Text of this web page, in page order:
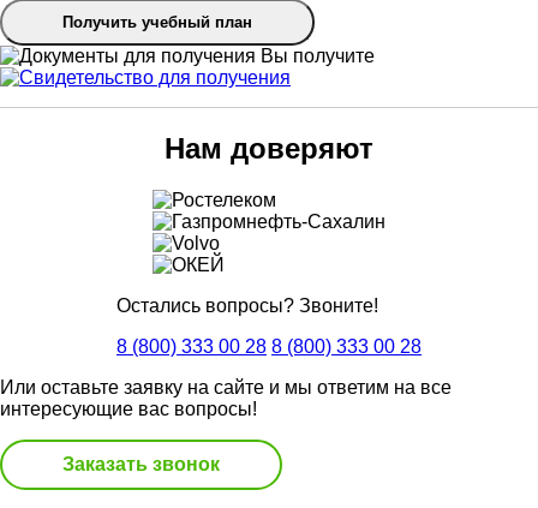
Получить учебный план
Вы получите
Нам доверяют
Остались вопросы? Звоните!
8 (800) 333 00 28 8 (800) 333 00 28
Или оставьте заявку на сайте и мы ответим на все
интересующие вас вопросы!
Заказать звонок